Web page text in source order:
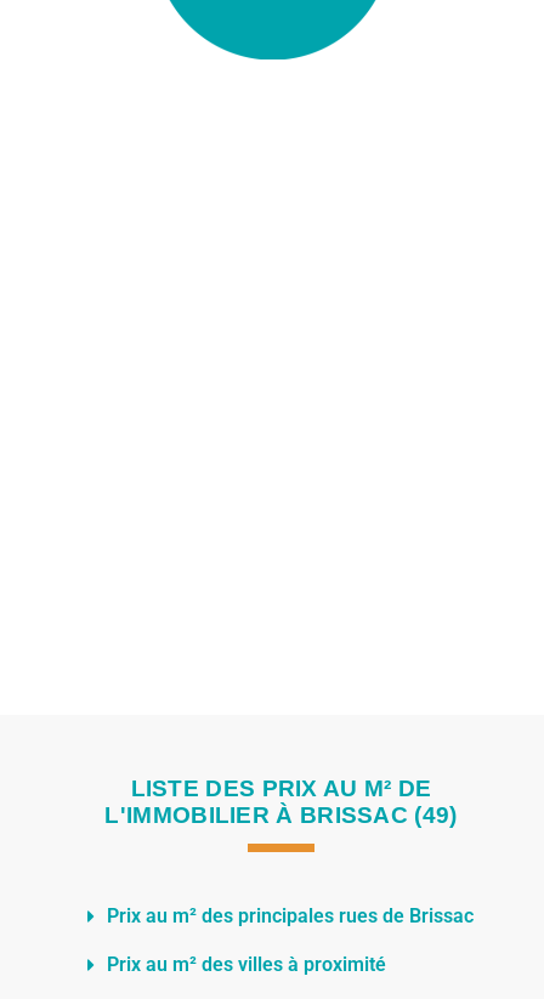
LISTE DES PRIX AU M² DE
L'IMMOBILIER À BRISSAC (49)
Prix au m² des principales rues de Brissac
Prix au m² des villes à proximité